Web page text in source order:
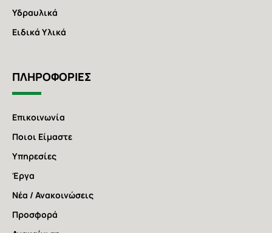
Υδραυλικά
Ειδικά Υλικά
ΠΛΗΡΟΦΟΡΙΕΣ
Επικοινωνία
Ποιοι Είμαστε
Υπηρεσίες
Έργα
Νέα / Ανακοινώσεις
Προσφορά